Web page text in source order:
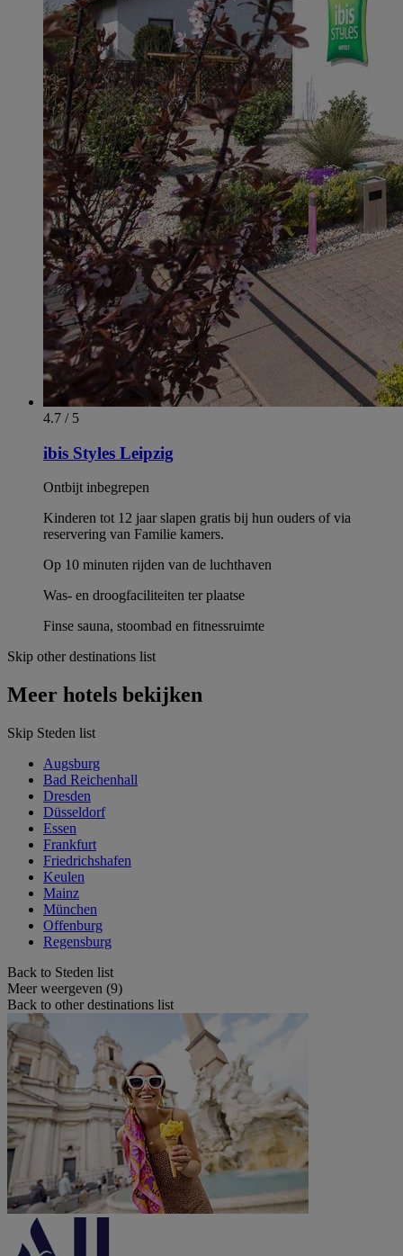
4.7 / 5
ibis Styles Leipzig
Ontbijt inbegrepen
Kinderen tot 12 jaar slapen gratis bij hun ouders of via
reservering van Familie kamers.
Op 10 minuten rijden van de luchthaven
Was- en droogfaciliteiten ter plaatse
Finse sauna, stoombad en fitnessruimte
Skip other destinations list
Meer hotels bekijken
Skip Steden list
Augsburg
Bad Reichenhall
Dresden
Düsseldorf
Essen
Frankfurt
Friedrichshafen
Keulen
Mainz
München
Offenburg
Regensburg
Back to Steden list
Meer weergeven (9)
Back to other destinations list